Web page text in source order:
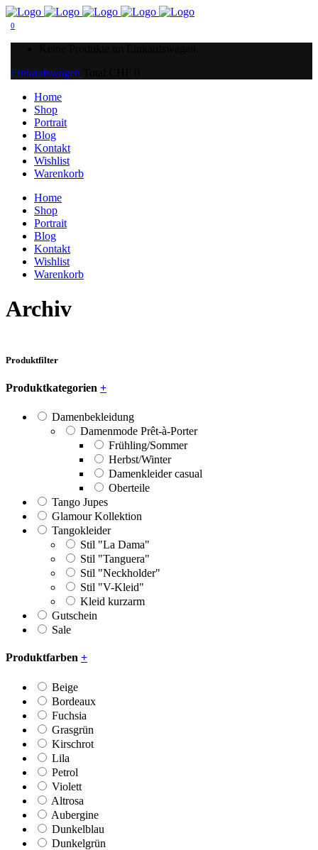
0
Einkaufswagen
Home
Shop
Portrait
Blog
Kontakt
Wishlist
Warenkorb
Home
Shop
Portrait
Blog
Kontakt
Wishlist
Warenkorb
Archiv
Produktfilter
Produktkategorien +
Damenbekleidung
Damenmode Prêt-à-Porter
Frühling/Sommer
Herbst/Winter
Damenkleider casual
Oberteile
Tango Jupes
Glamour Kollektion
Tangokleider
Stil "La Dama"
Stil "Tanguera"
Stil "Neckholder"
Stil "V-Kleid"
Kleid kurzarm
Gutschein
Sale
Produktfarben +
Beige
Bordeaux
Fuchsia
Grasgrün
Kirschrot
Lila
Petrol
Violett
Altrosa
Aubergine
Dunkelblau
Dunkelgrün